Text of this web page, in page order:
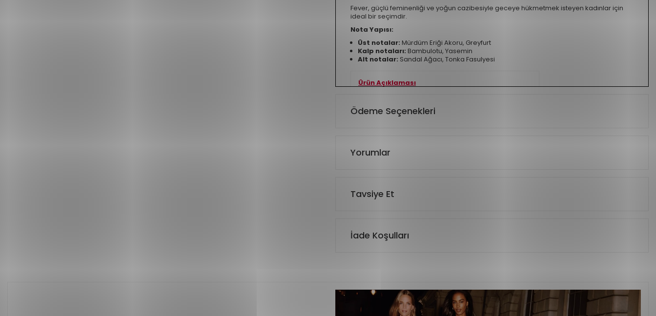
Fever, güçlü feminenliği ve yoğun cazibesiyle geceye hükmetmek isteyen kadınlar için
ideal bir seçimdir.
Nota Yapısı:
Üst notalar: Mür­düm Eriği Akoru, Greyfurt
Kalp notaları: Bambulotu, Yasemin
Alt notalar: Sandal Ağacı, Tonka Fasulyesi
Ürün Açıklaması
Koku Türü
Ödeme Seçenekleri
Yorumlar
Tavsiye Et
İade Koşulları